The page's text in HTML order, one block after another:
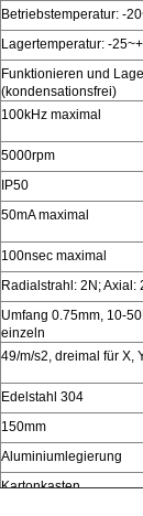
Betriebstemperatur: -
Lagertemperatur: -
Funktionieren und
(kondensationsfrei)
100kHz maximal
5000rpm
IP50
50mA maximal
100nsec maximal
Radialstrahl: 2N; Axial:
Umfang 0.75mm, 10-
einzeln
49/m/s2, dreimal für X,
Edelstahl 304
150mm
Aluminiumlegierung
Kartonkasten